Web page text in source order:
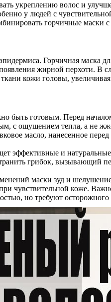
укреплению волос и
у людей с
горчичные маски
Горчичная маска
жирной перхоти. В
кожи головы,
готовым. Перед
с ощущением тепла, а не
масло, нанесенное
эффективные и
грибок, вызывающий
маски зуд и
чувствительной коже.
но требуют осторожного